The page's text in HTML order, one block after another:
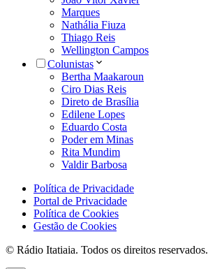
Marques
Nathália Fiuza
Thiago Reis
Wellington Campos
Colunistas
Bertha Maakaroun
Ciro Dias Reis
Direto de Brasília
Edilene Lopes
Eduardo Costa
Poder em Minas
Rita Mundim
Valdir Barbosa
Política de Privacidade
Portal de Privacidade
Política de Cookies
Gestão de Cookies
© Rádio Itatiaia. Todos os direitos reservados.